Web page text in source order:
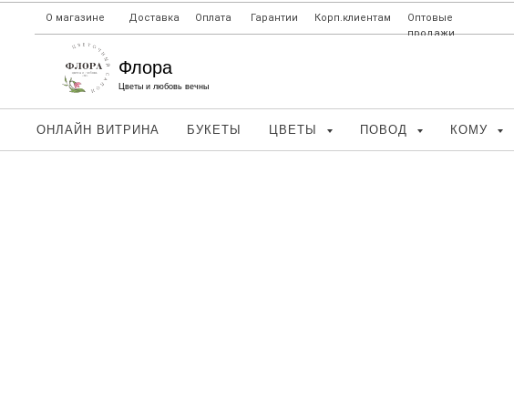
О магазине Доставка Оплата Гарантии Корп.клиентам
Оптовые
продажи
Флора
Цветы и любовь вечны
ОНЛАЙН ВИТРИНА БУКЕТЫ ЦВЕТЫ ПОВОД КОМУ